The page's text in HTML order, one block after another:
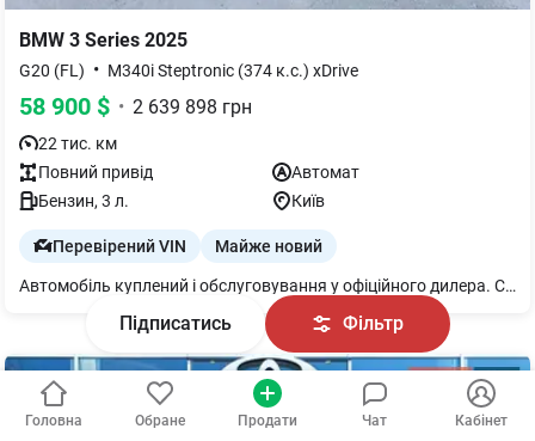
Підписатись Фільтр
BMW 3 Series 2025
G20 (FL) • M340i Steptronic (374 к.с.) xDrive
58 900 $ • 2 639 898 грн
22 тис. км
Повний привід
Автомат
Бензин, 3 л. Київ
Перевірений VIN Майже новий
Автомобіль куплений і обслуговування у офіційного дилера. Стан нового автомобіля! Можливий обмін на ваш автомобіль!!! Можливий розрахунок в USDT!!!
Головна Обране Продати Чат Кабінет